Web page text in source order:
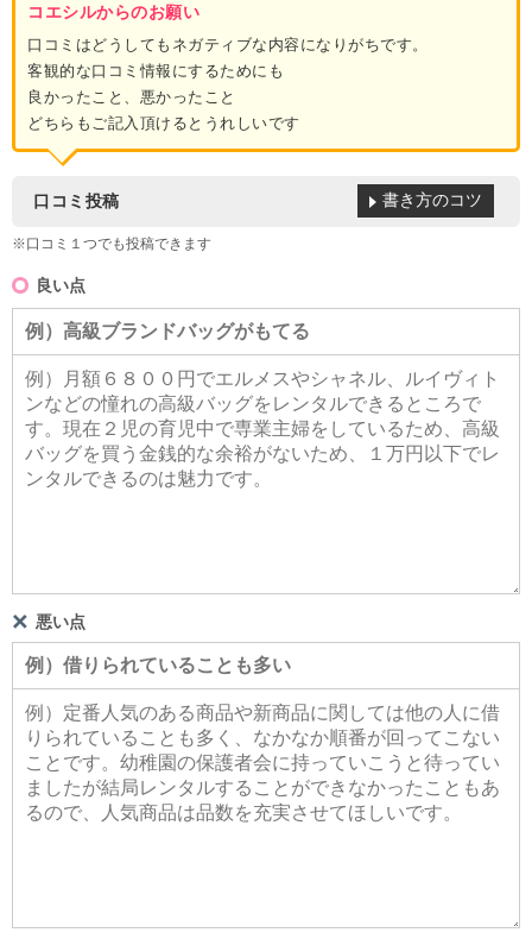
コエシルからのお願い
口コミはどうしてもネガティブな内容になりがちです。
客観的な口コミ情報にするためにも
良かったこと、悪かったこと
どちらもご記入頂けるとうれしいです
口コミ投稿
※口コミ１つでも投稿できます
書き方のコツ
良い点
悪い点